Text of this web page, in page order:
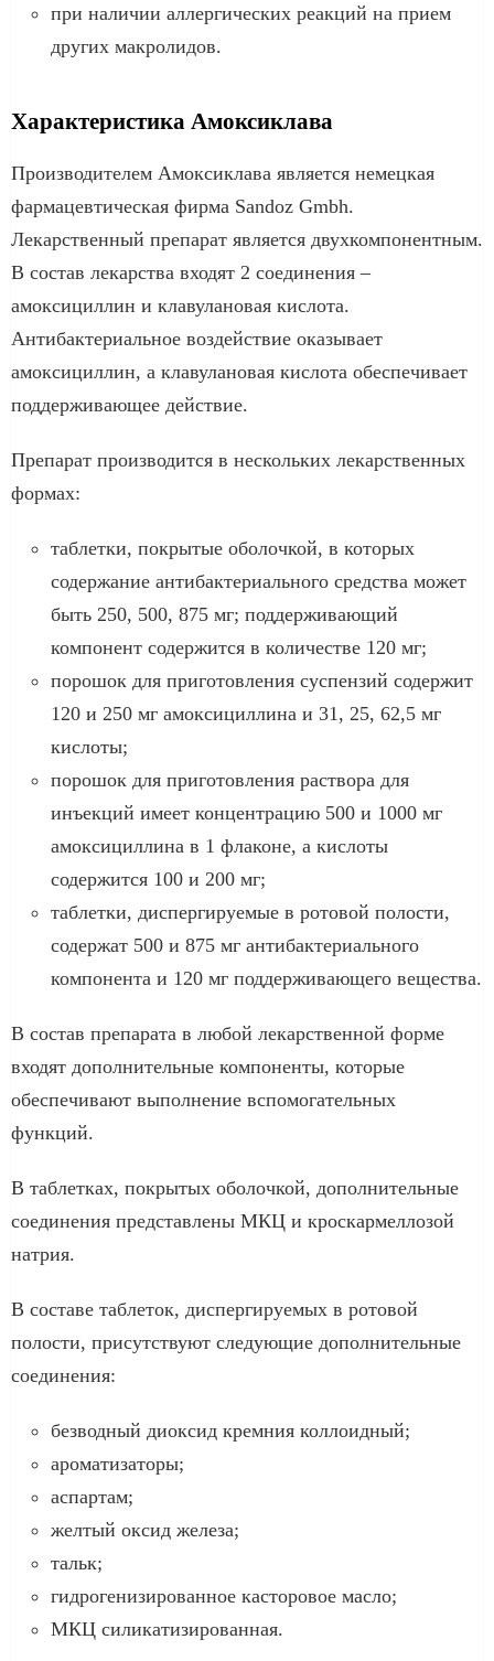
при наличии аллергических реакций на прием
других макролидов.
Характеристика Амоксиклава
Производителем Амоксиклава является немецкая
фармацевтическая фирма Sandoz Gmbh.
Лекарственный препарат является двухкомпонентным.
В состав лекарства входят 2 соединения –
амоксициллин и клавулановая кислота.
Антибактериальное воздействие оказывает
амоксициллин, а клавулановая кислота обеспечивает
поддерживающее действие.
Препарат производится в нескольких лекарственных
формах:
таблетки, покрытые оболочкой, в которых
содержание антибактериального средства может
быть 250, 500, 875 мг; поддерживающий
компонент содержится в количестве 120 мг;
порошок для приготовления суспензий содержит
120 и 250 мг амоксициллина и 31, 25, 62,5 мг
кислоты;
порошок для приготовления раствора для
инъекций имеет концентрацию 500 и 1000 мг
амоксициллина в 1 флаконе, а кислоты
содержится 100 и 200 мг;
таблетки, диспергируемые в ротовой полости,
содержат 500 и 875 мг антибактериального
компонента и 120 мг поддерживающего вещества.
В состав препарата в любой лекарственной форме
входят дополнительные компоненты, которые
обеспечивают выполнение вспомогательных
функций.
В таблетках, покрытых оболочкой, дополнительные
соединения представлены МКЦ и кроскармеллозой
натрия.
В составе таблеток, диспергируемых в ротовой
полости, присутствуют следующие дополнительные
соединения:
безводный диоксид кремния коллоидный;
ароматизаторы;
аспартам;
желтый оксид железа;
тальк;
гидрогенизированное касторовое масло;
МКЦ силикатизированная.